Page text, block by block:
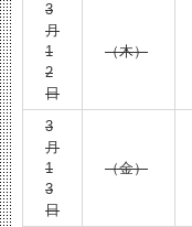
3
月
1
2
日
（木）
3
月
1
3
日
（金）